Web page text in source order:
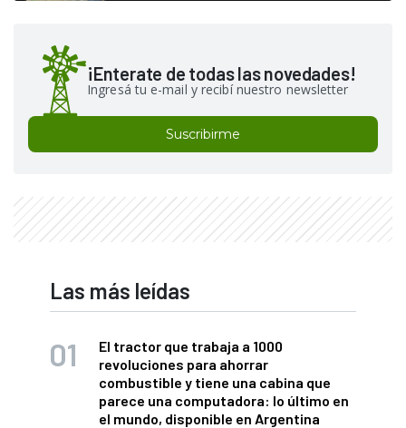
¡Enterate de todas las novedades!
Ingresá tu e-mail y recibí nuestro newsletter
Suscribirme
Las más leídas
El tractor que trabaja a 1000
revoluciones para ahorrar
combustible y tiene una cabina que
parece una computadora: lo último en
el mundo, disponible en Argentina